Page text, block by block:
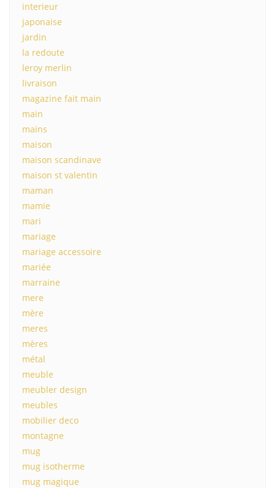
interieur
japonaise
jardin
la redoute
leroy merlin
livraison
magazine fait main
main
mains
maison
maison scandinave
maison st valentin
maman
mamie
mari
mariage
mariage accessoire
mariée
marraine
mere
mère
meres
mères
métal
meuble
meubler design
meubles
mobilier deco
montagne
mug
mug isotherme
mug magique